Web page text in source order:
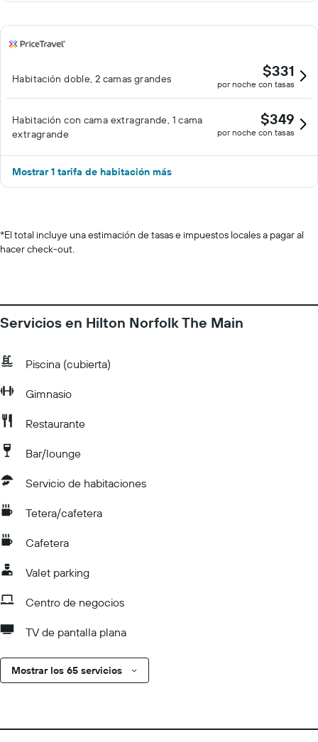
Habitación doble, 2 camas grandes $331
por noche con tasas
Habitación con cama extragrande, 1 cama
extragrande
$349
por noche con tasas
Mostrar 1 tarifa de habitación más
*El total incluye una estimación de tasas e impuestos locales a pagar al
hacer check-out.
Servicios en Hilton Norfolk The Main
Piscina (cubierta)
Gimnasio
Restaurante
Bar/lounge
Servicio de habitaciones
Tetera/cafetera
Cafetera
Valet parking
Centro de negocios
TV de pantalla plana
Mostrar los 65 servicios